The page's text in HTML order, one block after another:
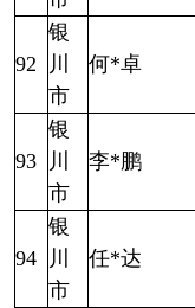
92
银
川
市
何*卓
93
银
川
市
李*鹏
94
银
川
市
任*达